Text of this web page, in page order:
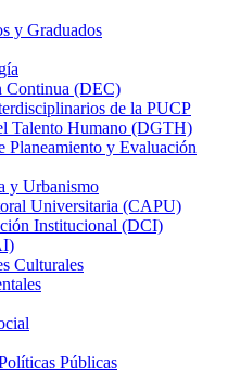
y Graduados
Continua (DEC)
de la PUCP
Talento Humano (DGTH)
Planeamiento y Evaluación
y Urbanismo
Universitaria (CAPU)
Institucional (DCI)
Culturales
Públicas